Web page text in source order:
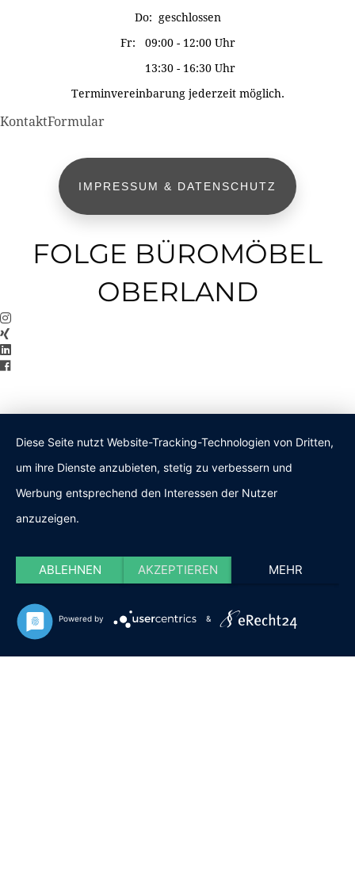
Do: geschlossen
Fr: 09:00 - 12:00 Uhr
13:30 - 16:30 Uhr
Terminvereinbarung jederzeit möglich.
KontaktFormular
IMPRESSUM & DATENSCHUTZ
FOLGE BÜROMÖBEL
OBERLAND
Diese Seite nutzt Website-Tracking-Technologien von Dritten,
um ihre Dienste anzubieten, stetig zu verbessern und
Werbung entsprechend den Interessen der Nutzer
anzuzeigen.
ABLEHNEN AKZEPTIEREN MEHR
Powered by &